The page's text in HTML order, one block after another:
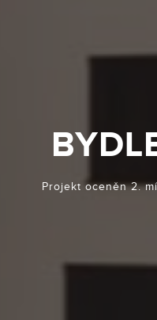
Projekt oceněn 2.